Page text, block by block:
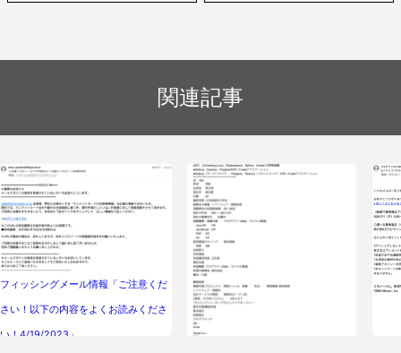
関連記事
フィッシングメール情報「ご注意くだ
さい！以下の内容をよくお読みくださ
い！4/19/2023」